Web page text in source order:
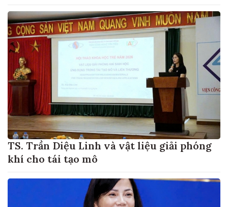
TS. Trần Diệu Linh và vật liệu giải phóng
khí cho tái tạo mô